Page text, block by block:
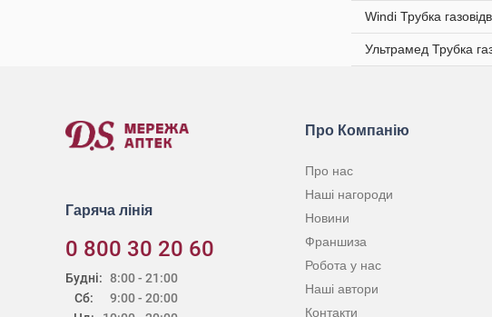
Windi Трубка
Ультрамед Трубка
Гаряча лінія
0 800 30 20 60
Будні:
Сб:
8:00 - 21:00
9:00 - 20:00
Про Компанію
Про нас
Наші нагороди
Новини
Франшиза
Робота у нас
Наші автори
Контакти